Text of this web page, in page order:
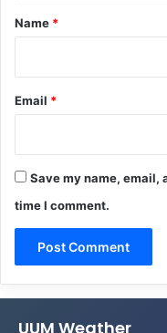
*
Name *
Email *
Save my name, email,
time I comment.
UUM Weather